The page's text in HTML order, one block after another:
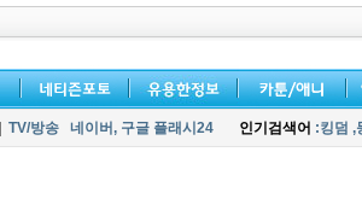
TV/방송 네이버, 구글 플래시24 인기검색어 :킹덤 ,